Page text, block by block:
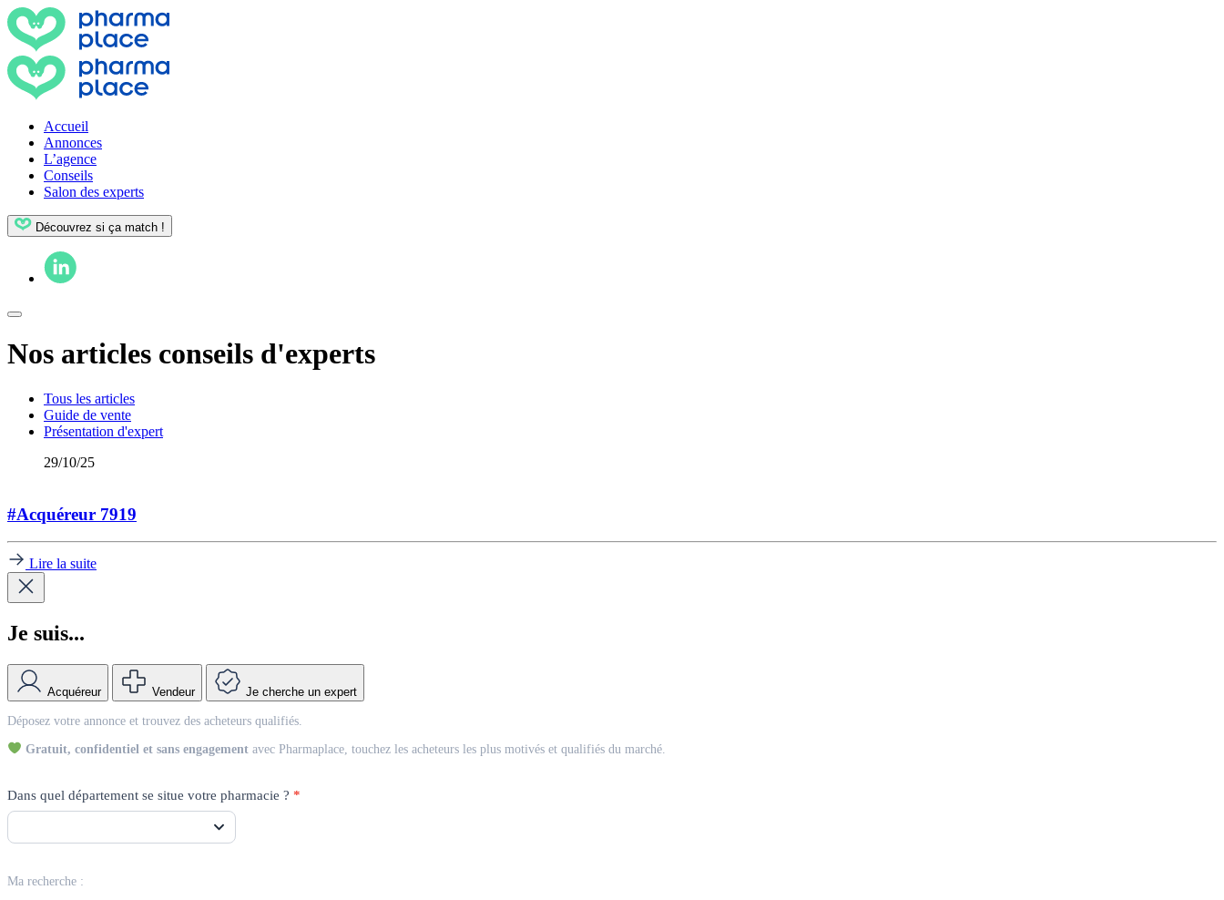
Accueil
Annonces
L’agence
Conseils
Salon des experts
Découvrez si ça match !
Nos articles conseils d'experts
Tous les articles
Guide de vente
Présentation d'expert
29/10/25
#Acquéreur 7919
Lire la suite
Je suis...
Acquéreur Vendeur Je cherche un expert
Vendeur
Déposez votre annonce et trouvez des acheteurs qualifiés.
Gratuit, confidentiel et sans engagement avec Pharmaplace, touchez les acheteurs les plus motivés et qualifiés du marché.
Dans quel département se situe votre pharmacie ? *
Ma recherche :